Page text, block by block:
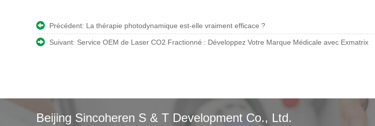
Précédent: La thérapie photodynamique est-elle vraiment efficace ?
Suivant: Service OEM de Laser CO2 Fractionné : Développez Votre Marque Médicale avec Exmatrix
Beijing Sincoheren S & T Development Co., Ltd.